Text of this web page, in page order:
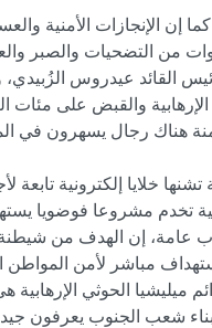
إن الإنجازات الأمنية
من التضحيات والصبر
القائد عيدروس الزُبيدي،
والقبض على مئات
هناك رجال يسهرون في
خلايا إلكترونية تابعة
تخدم مشروعا فوضويا
إن الهدف من شيطنة
مباشر لأمن المواطن
الحوثي الإرهابية
شعب الجنوب يعرفون